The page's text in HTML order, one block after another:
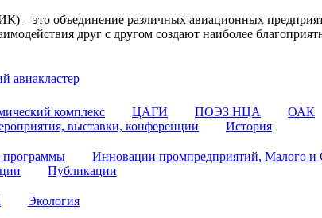
это объединение различных авиационных
друг с другом создают наиболее
авиакластер
комплекс ЦАГИ ПОЭЗ НЦА ОАК
выставки, конференции
История
программы Инновации промпредприятий, Малого и
Публикации
Экология